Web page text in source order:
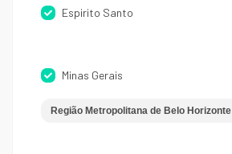
Espirito Santo
Minas Gerais
Região Metropolitana de Belo Horizonte